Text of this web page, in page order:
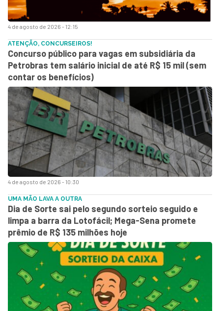
4 de agosto de 2026 - 12:15
4 de agosto de 2026 - 10:30
ATENÇÃO, CONCURSEIROS!
Concurso público para vagas em subsidiária da
Petrobras tem salário inicial de até R$ 15 mil (sem
contar os benefícios)
UMA MÃO LAVA A OUTRA
Dia de Sorte sai pelo segundo sorteio seguido e
limpa a barra da Lotofácil; Mega-Sena promete
prêmio de R$ 135 milhões hoje